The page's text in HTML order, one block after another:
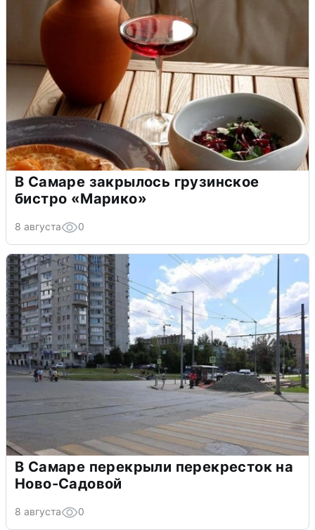
В Самаре закрылось грузинское
бистро «Марико»
8 августа 0
В Самаре перекрыли перекресток на
Ново-Садовой
8 августа 0